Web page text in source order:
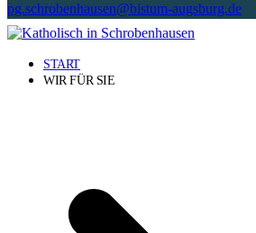
pg.schrobenhausen@bistum-augsburg.de
START
WIR FÜR SIE